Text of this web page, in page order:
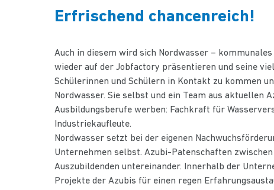
Erfrischend chancenreich!
Auch in diesem wird sich Nordwasser –
wieder auf der Jobfactory präsentieren und seine
Schülerinnen und Schülern in Kontakt zu kommen
Nordwasser. Sie selbst und ein Team aus aktuellen
Ausbildungsberufe werben: Fachkraft für
Industriekaufleute.
Nordwasser setzt bei der eigenen
Unternehmen selbst. Azubi-Patenschaften
Auszubildenden untereinander. Innerhalb der
Projekte der Azubis für einen regen